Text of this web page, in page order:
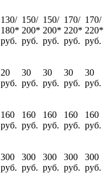
130/
180*
руб.
150/
200*
руб.
150/
200*
руб.
170/
220*
руб.
170/
220*
руб.
20
руб.
30
руб.
30
руб.
30
руб.
30
руб.
160
руб.
160
руб.
160
руб.
160
руб.
160
руб.
300
руб.
300
руб.
300
руб.
300
руб.
300
руб.